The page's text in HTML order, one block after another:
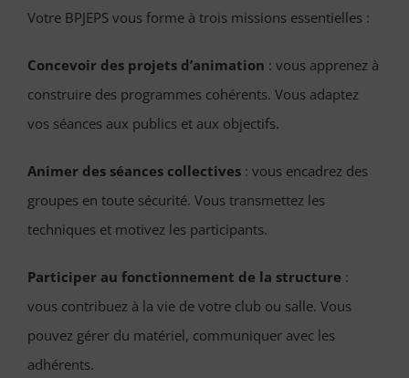
Votre BPJEPS vous forme à trois missions essentielles :
Concevoir des projets d’animation : vous apprenez à
construire des programmes cohérents. Vous adaptez
vos séances aux publics et aux objectifs.
Animer des séances collectives : vous encadrez des
groupes en toute sécurité. Vous transmettez les
techniques et motivez les participants.
Participer au fonctionnement de la structure :
vous contribuez à la vie de votre club ou salle. Vous
pouvez gérer du matériel, communiquer avec les
adhérents.